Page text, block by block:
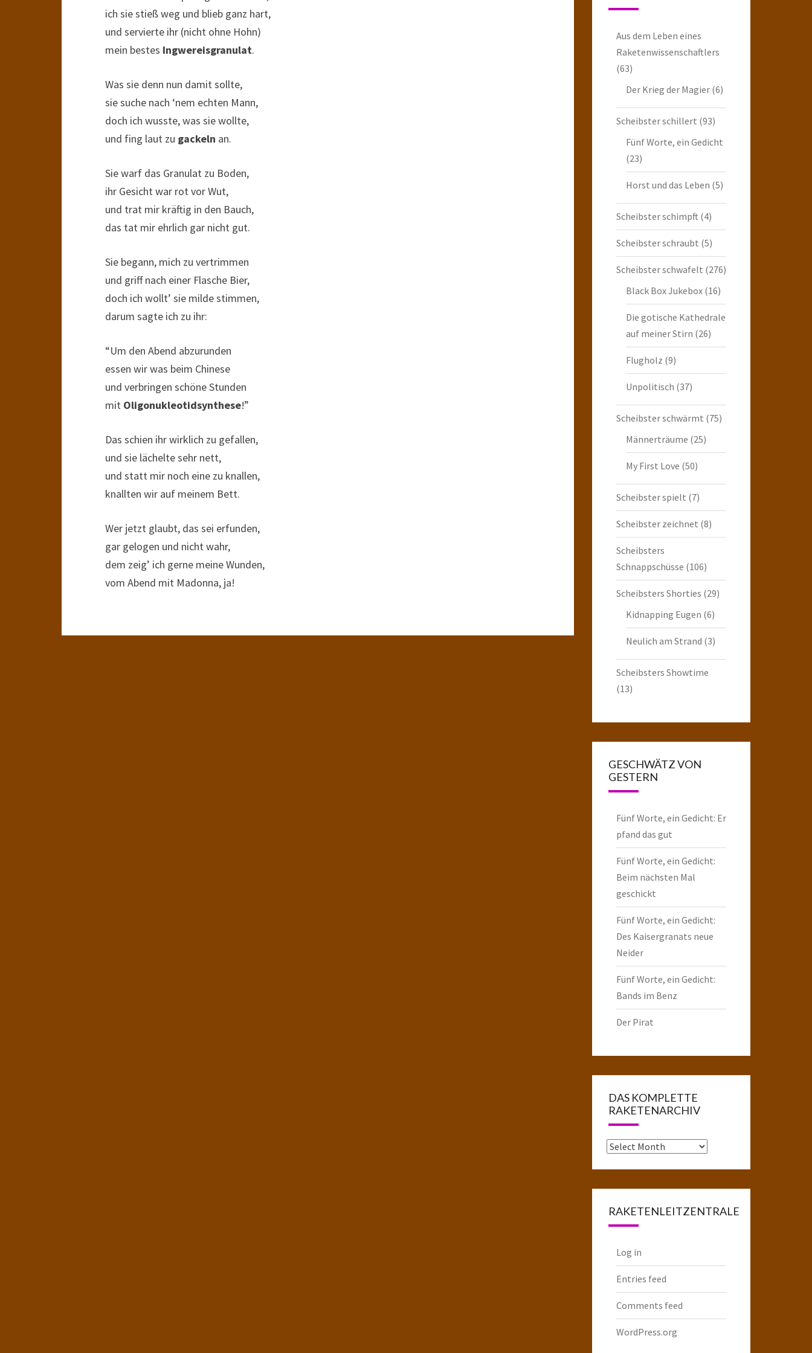
ich sie stieß weg und blieb ganz hart,
und servierte ihr (nicht ohne Hohn)
mein bestes Ingwereisgranulat.
Was sie denn nun damit sollte,
sie suche nach ‘nem echten Mann,
doch ich wusste, was sie wollte,
und fing laut zu gackeln an.
Sie warf das Granulat zu Boden,
ihr Gesicht war rot vor Wut,
und trat mir kräftig in den Bauch,
das tat mir ehrlich gar nicht gut.
Sie begann, mich zu vertrimmen
und griff nach einer Flasche Bier,
doch ich wollt’ sie milde stimmen,
darum sagte ich zu ihr:
“Um den Abend abzurunden
essen wir was beim Chinese
und verbringen schöne Stunden
mit Oligonukleotidsynthese!”
Das schien ihr wirklich zu gefallen,
und sie lächelte sehr nett,
und statt mir noch eine zu knallen,
knallten wir auf meinem Bett.
Wer jetzt glaubt, das sei erfunden,
gar gelogen und nicht wahr,
dem zeig’ ich gerne meine Wunden,
vom Abend mit Madonna, ja!
Aus dem Leben eines
Raketenwissenschaftlers
(63)
Der Krieg der Magier(6)
Scheibster schillert (93)
Fünf Worte, ein Gedicht
(23)
Horst und das Leben (5)
Scheibster schimpft (4)
Scheibster schraubt (5)
Scheibster schwafelt (276)
Black Box Jukebox(16)
Die gotische Kathedrale
auf meiner Stirn (26)
Flugholz (9)
Unpolitisch (37)
Scheibster schwärmt (75)
Männerträume (25)
My First Love (50)
Scheibster spielt (7)
Scheibster zeichnet (8)
Scheibsters
Schnappschüsse (106)
Scheibsters Shorties (29)
Kidnapping Eugen (6)
Neulich am Strand (3)
Scheibsters Showtime
(13)
GESCHWÄTZ VON
GESTERN
Fünf Worte, ein Gedicht: Er
pfand das gut
Fünf Worte, ein Gedicht:
Beim nächsten Mal
geschickt
Fünf Worte, ein Gedicht:
Des Kaisergranats neue
Neider
Fünf Worte, ein Gedicht:
Bands im Benz
Der Pirat
DAS KOMPLETTE
RAKETENARCHIV
Das
RAKETENLEITZENTRALE
Log in
Entries feed
Comments feed
WordPress.org